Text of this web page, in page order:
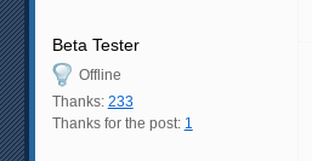
Beta Tester
Offline
Thanks: 233
Thanks for the post: 1